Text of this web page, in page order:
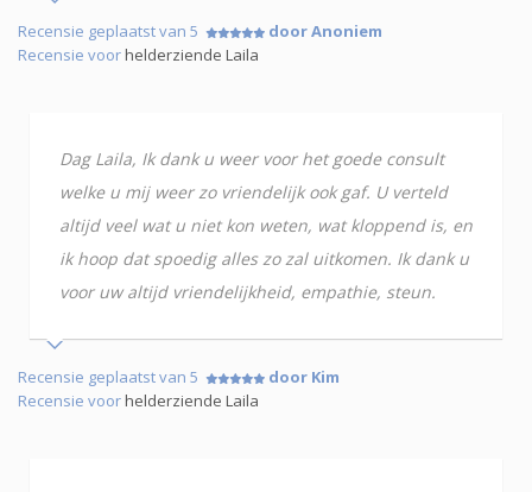
Recensie geplaatst van 5
door Anoniem
Recensie voorhelderziende Laila
Dag Laila, Ik dank u weer voor het goede consult
welke u mij weer zo vriendelijk ook gaf. U verteld
altijd veel wat u niet kon weten, wat kloppend is, en
ik hoop dat spoedig alles zo zal uitkomen. Ik dank u
voor uw altijd vriendelijkheid, empathie, steun.
Recensie geplaatst van 5
door Kim
Recensie voorhelderziende Laila